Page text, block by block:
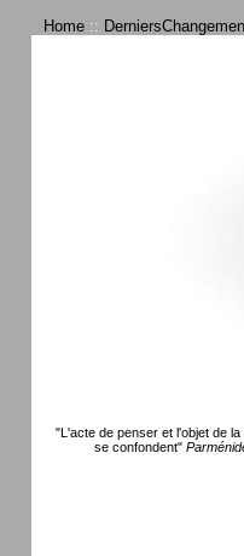
Home ::
"L'acte de penser et l'objet de la
se confondent"